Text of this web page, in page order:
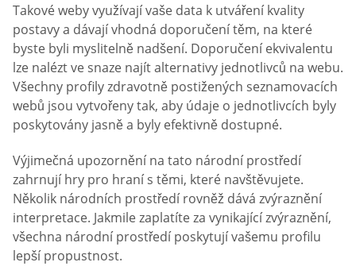
Takové weby využívají vaše data k utváření kvality
postavy a dávají vhodná doporučení těm, na které
byste byli myslitelně nadšení. Doporučení ekvivalentu
lze nalézt ve snaze najít alternativy jednotlivců na webu.
Všechny profily zdravotně postižených seznamovacích
webů jsou vytvořeny tak, aby údaje o jednotlivcích byly
poskytovány jasně a byly efektivně dostupné.
Výjimečná upozornění na tato národní prostředí
zahrnují hry pro hraní s těmi, které navštěvujete.
Několik národních prostředí rovněž dává zvýraznění
interpretace. Jakmile zaplatíte za vynikající zvýraznění,
všechna národní prostředí poskytují vašemu profilu
lepší propustnost.